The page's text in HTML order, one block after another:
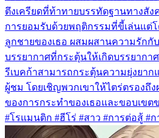
ตึงเครียดที่ท้าทายบรรทัดฐานทางสัง
การยอมรับด้วยพฤติกรรมที่ขี้เล่นแต่โ
ลูกชายของเธอ ผสมผสานความรักกั
บรรยากาศที่กระตุ้นให้เกิดบรรยาก
รีเบคก้าสามารถกระตุ้นความยุ่งยา
ผู้ชม โดยเชิญพวกเขาให้ไตร่ตรองถึ
ของการกระทำของเธอและขอบเข
#โรแมนติก #ฮีโร่ #สาว #การต่อสู้ #